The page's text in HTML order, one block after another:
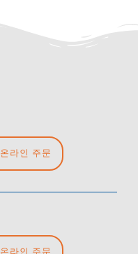
온라인 주문
온라인 주문